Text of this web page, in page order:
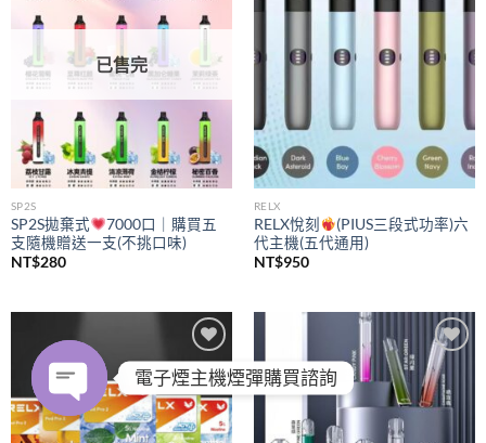
已售完
SP2S
SP2S拋棄式
7000口｜購買五
支隨機贈送一支(不挑口味)
NT$280
RELX
RELX悅刻
(PIUS三段式功率)六
代主機(五代通用)
NT$950
Add to
wishlist
Add to
wishlist
電子煙主機煙彈購買諮詢
OPEN